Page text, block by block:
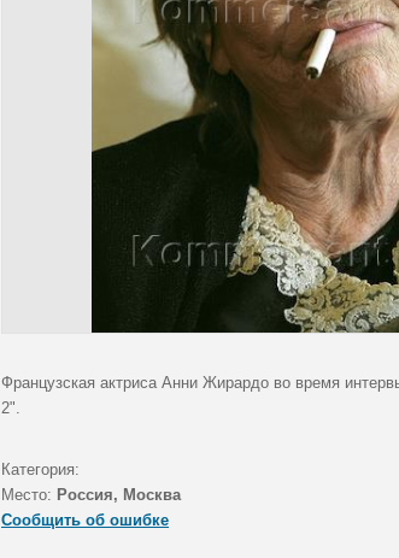
Французская актриса Анни Жирардо во время
2".
Категория:
Место: Россия, Москва
Сообщить об ошибке